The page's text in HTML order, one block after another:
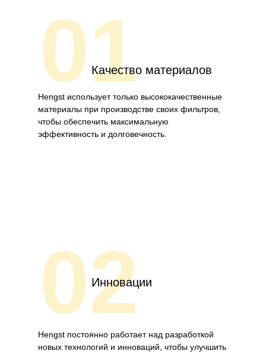
01Качество материалов
Hengst использует только высококачественные
материалы при производстве своих фильтров,
чтобы обеспечить максимальную
эффективность и долговечность.
02
Инновации
Hengst постоянно работает над разработкой
новых технологий и инноваций, чтобы улучшить